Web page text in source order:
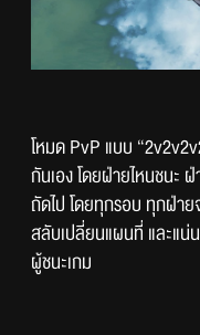
โหมด PvP แบบ
กันเอง โดยฝ่ายไหนชนะ
ถัดไป โดยทุกรอบ ทุกฝ่า
สลับเปลี่ยนแผนที่ และแ
ผู้ชนะเกม